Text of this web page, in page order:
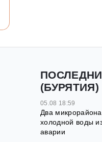
(БУРЯТИЯ)
05.08 18:59
Два
холодной воды
аварии